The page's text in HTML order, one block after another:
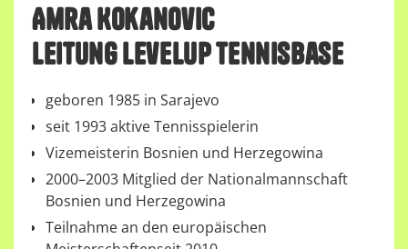
Amra Kokanovic
Leitung LevelUp Tennisbase
geboren 1985 in Sarajevo
seit 1993 aktive Tennisspielerin
Vizemeisterin Bosnien und Herzegowina
2000–2003 Mitglied der Nationalmannschaft
Bosnien und Herzegowina
Teilnahme an den europäischen